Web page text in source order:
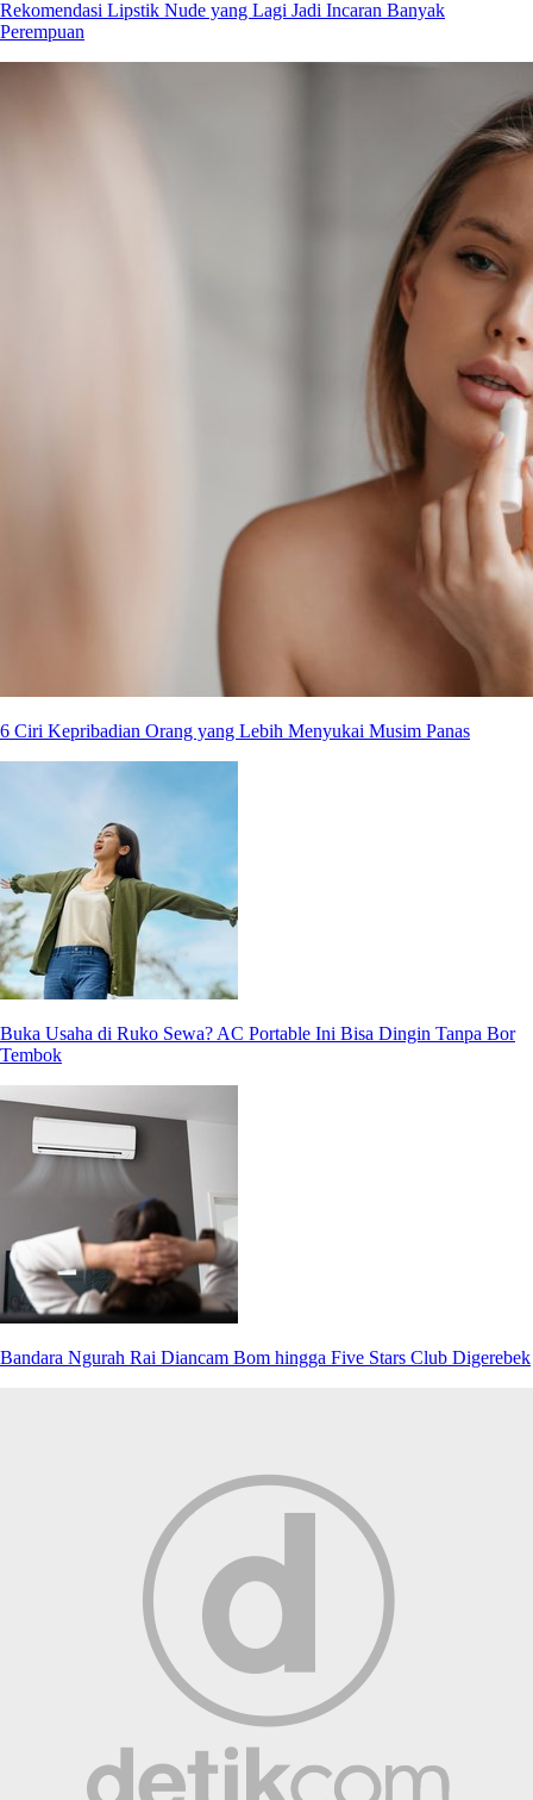
Rekomendasi Lipstik Nude yang Lagi Jadi Incaran Banyak
Perempuan
6 Ciri Kepribadian Orang yang Lebih Menyukai Musim Panas
Buka Usaha di Ruko Sewa? AC Portable Ini Bisa Dingin Tanpa Bor
Tembok
Bandara Ngurah Rai Diancam Bom hingga Five Stars Club Digerebek